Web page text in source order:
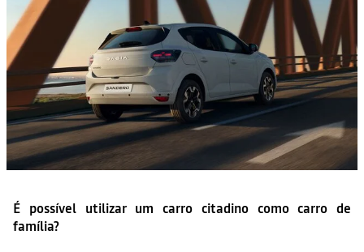
É possível utilizar um carro citadino como carro de
família?